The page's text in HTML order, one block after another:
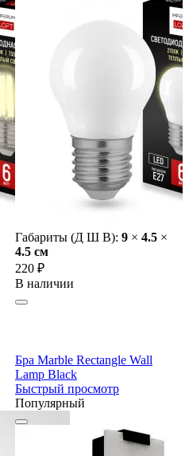
Габариты (Д Ш В): 9 × 4.5 ×
4.5 cм
220 ₽
В наличии
Бра Marble Rectangle Wall
Lamp Black
Быстрый просмотр
Популярный